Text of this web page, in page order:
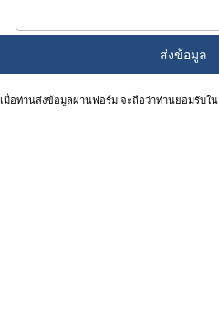
เมื่อท่านส่งข้อมูลผ่านฟอร์ม จะถือว่าท่านยอมรับใน